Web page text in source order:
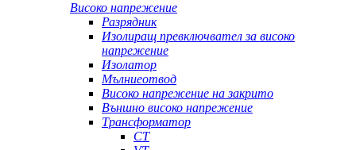
Високо напрежение
Разрядник
Изолиращ превключвател за високо
напрежение
Изолатор
Мълниеотвод
Високо напрежение на закрито
Външно високо напрежение
Трансформатор
CT